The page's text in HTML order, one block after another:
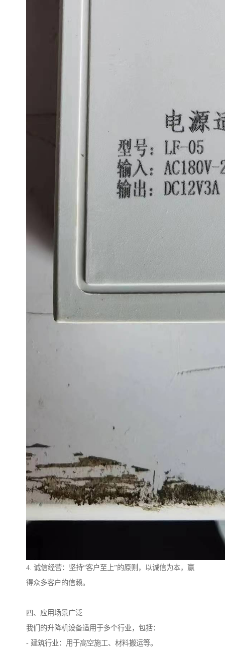
4. 诚信经营：坚持“客户至上”的原则，以诚信为本，赢
得众多客户的信赖。
四、应用场景广泛
我们的升降机设备适用于多个行业，包括：
- 建筑行业：用于高空施工、材料搬运等。